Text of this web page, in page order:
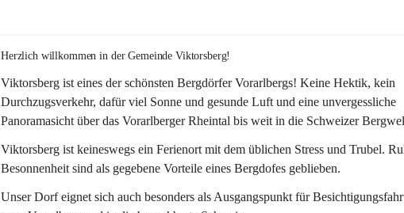
Herzlich willkommen in der Gemeinde Viktorsberg!
Viktorsberg ist eines der schönsten Bergdörfer Vorarlbergs! Keine Hektik, kein
Durchzugsverkehr, dafür viel Sonne und gesunde Luft und eine unvergessliche
Panoramasicht über das Vorarlberger Rheintal bis weit in die Schweizer
Viktorsberg ist keineswegs ein Ferienort mit dem üblichen Stress und Trubel.
Besonnenheit sind als gegebene Vorteile eines Bergdofes geblieben.
Unser Dorf eignet sich auch besonders als Ausgangspunkt für